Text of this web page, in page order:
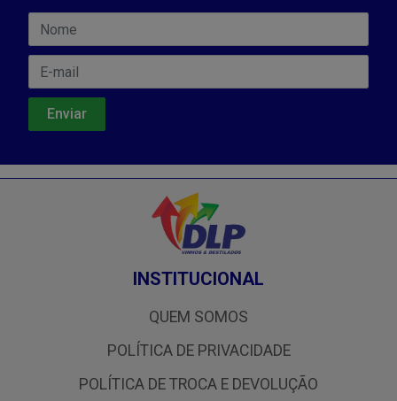
INSTITUCIONAL
QUEM SOMOS
POLÍTICA DE PRIVACIDADE
POLÍTICA DE TROCA E DEVOLUÇÃO